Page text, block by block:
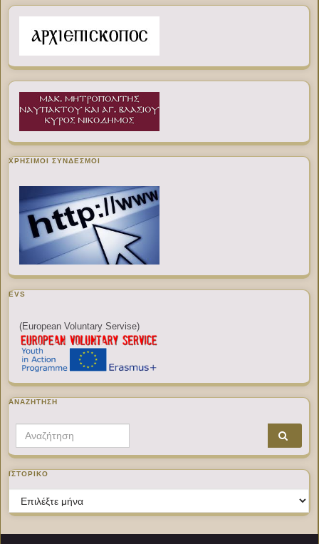
ΧΡΉΣΙΜΟΙ ΣΎΝΔΕΣΜΟΙ
EVS
(European Voluntary Servise)
ΑΝΑΖΉΤΗΣΗ
Search for:
ΙΣΤΟΡΙΚΌ
Ιστορικό